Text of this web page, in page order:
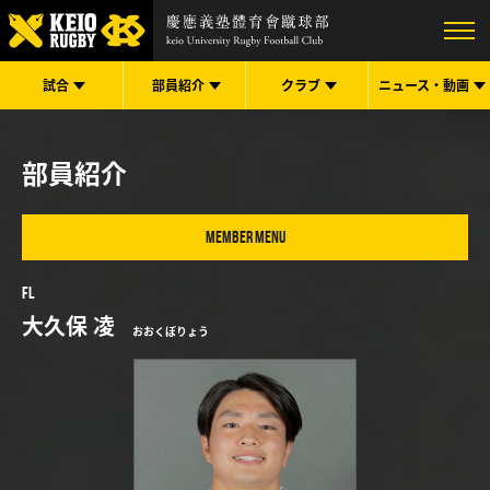
試合 部員紹介 クラブ ニュース・ 動画
部員紹介
MEMBER MENU
FL
大久保 凌 おおくぼりょう